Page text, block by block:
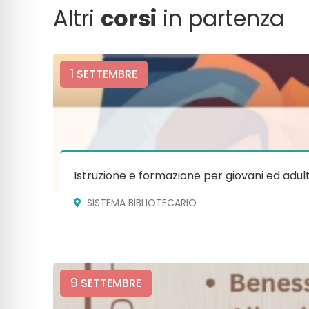
Altri corsi in partenza
1 SETTEMBRE
Istruzione e formazione per giovani ed
SISTEMA BIBLIOTECARIO
9 SETTEMBRE